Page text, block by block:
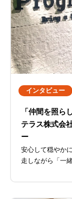
インタビュー
「仲間を照ら
テラス株式会
ー
安心して穏やか
走しながら「一